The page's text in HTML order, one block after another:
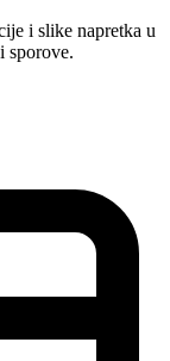
i slike napretka u
sporove.